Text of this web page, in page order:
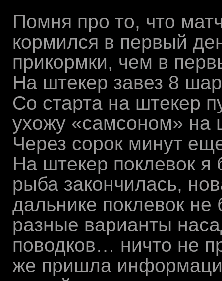
Помня про то, что
кормился в первый
прикормки, чем в
На штекер завез 8
Со старта на штекер
ухожу «самсоном» на
Через сорок минут
На штекер поклевок
рыба закончилась,
дальнике поклевок
разные варианты
поводков… ничто не
же пришла